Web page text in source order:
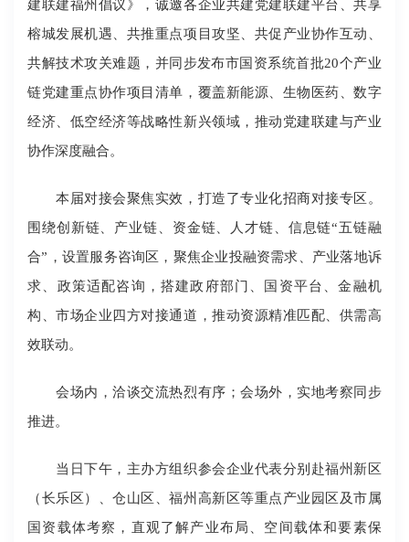
建联建福州倡议》，诚邀各企业共建党建联建平台、共享
榕城发展机遇、共推重点项目攻坚、共促产业协作互动、
共解技术攻关难题，并同步发布市国资系统首批20个产业
链党建重点协作项目清单，覆盖新能源、生物医药、数字
经济、低空经济等战略性新兴领域，推动党建联建与产业
协作深度融合。
本届对接会聚焦实效，打造了专业化招商对接专区。
围绕创新链、产业链、资金链、人才链、信息链“五链融
合”，设置服务咨询区，聚焦企业投融资需求、产业落地诉
求、政策适配咨询，搭建政府部门、国资平台、金融机
构、市场企业四方对接通道，推动资源精准匹配、供需高
效联动。
会场内，洽谈交流热烈有序；会场外，实地考察同步
推进。
当日下午，主办方组织参会企业代表分别赴福州新区
（长乐区）、仓山区、福州高新区等重点产业园区及市属
国资载体考察，直观了解产业布局、空间载体和要素保